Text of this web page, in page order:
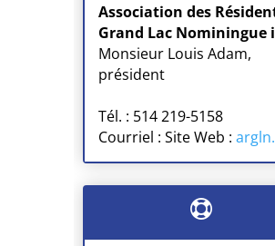
Association des
Grand Lac Nominingue
Monsieur Louis Adam,
président
Tél. : 514 219-5158
Courriel : Site Web :